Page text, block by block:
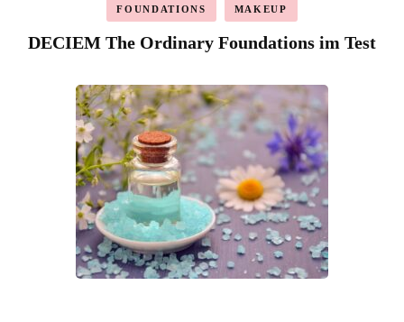
FOUNDATIONS MAKEUP
DECIEM The Ordinary Foundations im Test